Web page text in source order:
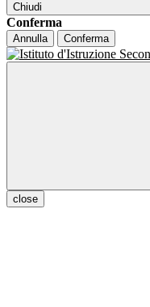
Chiudi
Conferma
Annulla Conferma
close